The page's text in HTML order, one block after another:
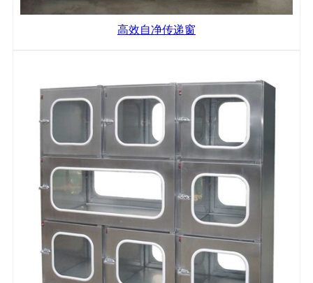
高效自净传递窗